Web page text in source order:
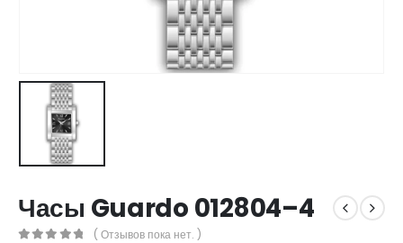
Часы Guardo 012804–4
( Отзывов пока нет. )